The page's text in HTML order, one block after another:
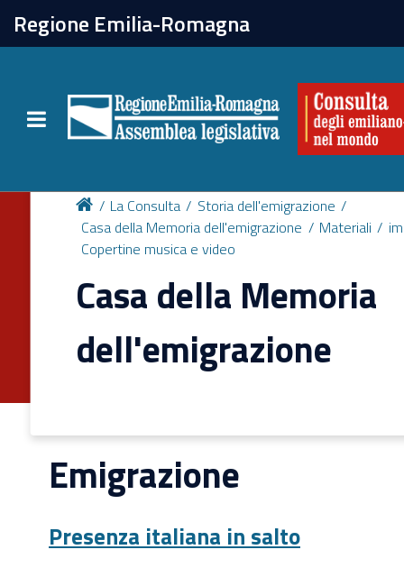
Regione Emilia-Romagna
Toggle navigation
chiudi
Attività
Per chi vive all'estero
Newsletter
La Consulta
Storia dell'emigrazione
Casa della Memoria dell'emigrazione
Materiali
Copertine musica e video
Casa della Memoria
dell'emigrazione
Emigrazione
Presenza italiana in salto